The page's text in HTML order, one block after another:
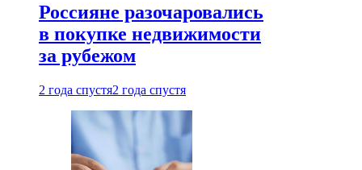
Россияне разочаровались
в покупке недвижимости
за рубежом
2 года спустя2 года спустя